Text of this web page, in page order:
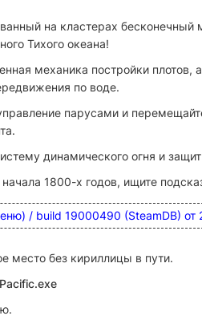
на кластерах
Тихого океана!
механика постройки
по воде.
парусами и
динамического огня и
1800-х годов, ищите
/ build 19000490 (SteamDB) от
место без кириллицы в пути.